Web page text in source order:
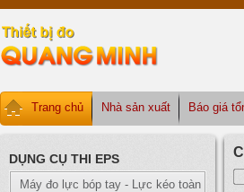
Trang chủ Nhà sản xuất Báo giá
DỤNG CỤ THI EPS
Máy đo lực bóp tay - Lực kéo toàn